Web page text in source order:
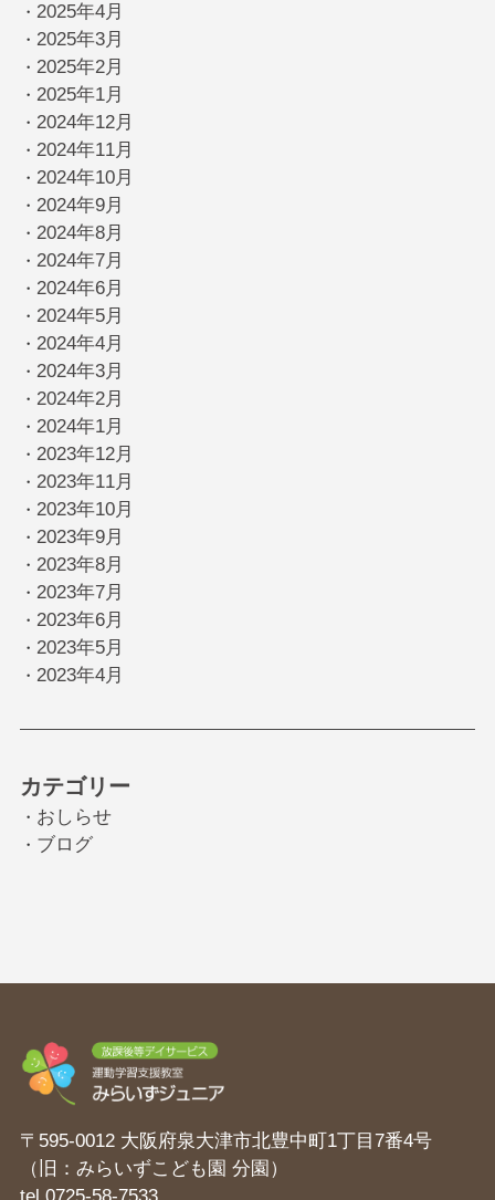
・ 2025年4月
・ 2025年3月
・ 2025年2月
・ 2025年1月
・ 2024年12月
・ 2024年11月
・ 2024年10月
・ 2024年9月
・ 2024年8月
・ 2024年7月
・ 2024年6月
・ 2024年5月
・ 2024年4月
・ 2024年3月
・ 2024年2月
・ 2024年1月
・ 2023年12月
・ 2023年11月
・ 2023年10月
・ 2023年9月
・ 2023年8月
・ 2023年7月
・ 2023年6月
・ 2023年5月
・ 2023年4月
カテゴリー
・ おしらせ
・ ブログ
〒595-0012 大阪府泉大津市北豊中町1丁目7番4号
（旧：みらいずこども園 分園）
tel 0725-58-7533